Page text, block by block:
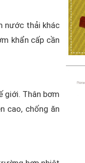
nước thải khác
khẩn cấp cần
giới. Thân bơm
cao, chống ăn